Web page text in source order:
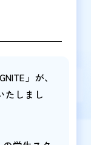
」が、
たしまし